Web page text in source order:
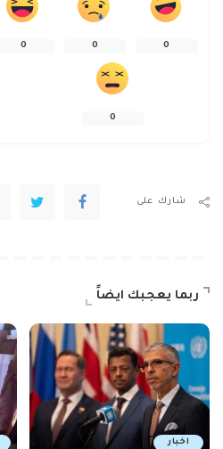
0
0
0
0
شارك على
ربما يعجبك ايضاً
اخبار